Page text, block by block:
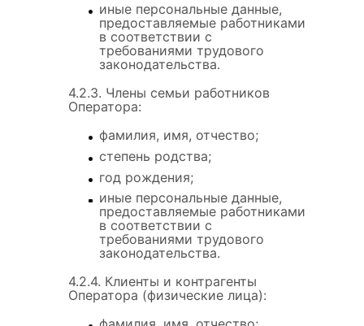
иные персональные данные,
предоставляемые работниками
в соответствии с
требованиями трудового
законодательства.
4.2.3. Члены семьи работников
Оператора:
фамилия, имя, отчество;
степень родства;
год рождения;
иные персональные данные,
предоставляемые работниками
в соответствии с
требованиями трудового
законодательства.
4.2.4. Клиенты и контрагенты
Оператора (физические лица):